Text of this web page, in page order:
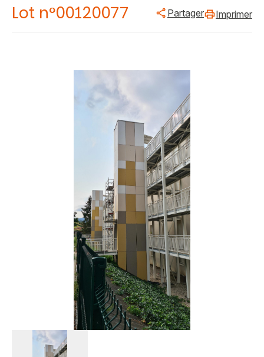
Lot n°00120077 Partager Imprimer